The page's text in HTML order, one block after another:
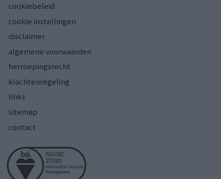
cookiebeleid
cookie instellingen
disclaimer
algemene voorwaarden
herroepingsrecht
klachtenregeling
links
sitemap
contact